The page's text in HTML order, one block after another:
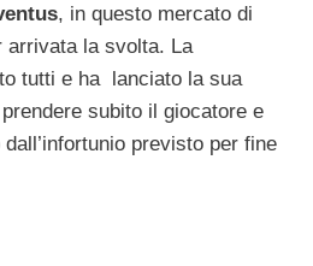
, in questo mercato di
arrivata la svolta. La
tutti e ha lanciato la sua
subito il giocatore e
previsto per fine